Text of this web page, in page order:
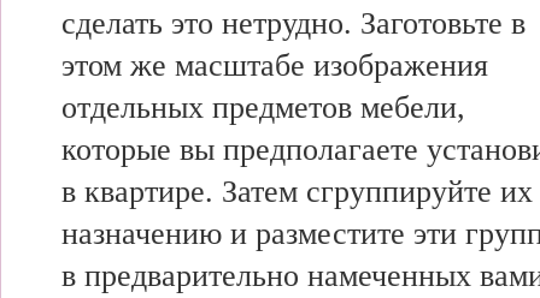
сделать это нетрудно. Заготовьте в
этом же масштабе изображения
отдельных предметов мебели,
которые вы предполагаете
в квартире. Затем сгруппируйте
назначению и разместите эти
в предварительно намеченных